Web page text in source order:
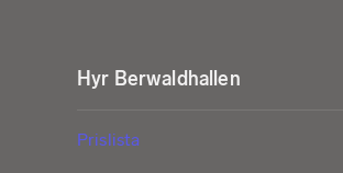
Hyr Berwaldhallen
Prislista